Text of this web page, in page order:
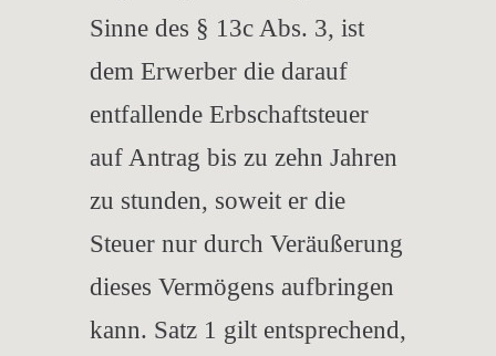
Sinne des § 13c Abs. 3, ist
dem Erwerber die darauf
entfallende Erbschaftsteuer
auf Antrag bis zu zehn Jahren
zu stunden, soweit er die
Steuer nur durch Veräußerung
dieses Vermögens aufbringen
kann. Satz 1 gilt entsprechend,